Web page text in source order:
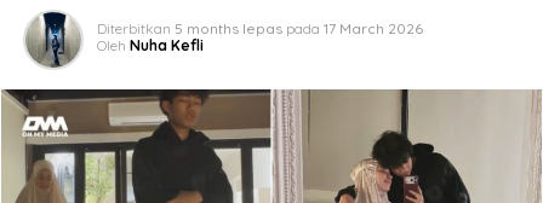
Diterbitkan 5 months lepas pada 17 March 2026
Oleh Nuha Kefli